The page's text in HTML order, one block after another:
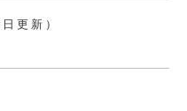
更新）